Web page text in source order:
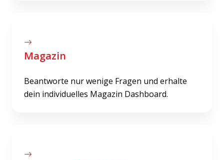
Magazin
Beantworte nur wenige Fragen und erhalte
dein individuelles Magazin Dashboard.